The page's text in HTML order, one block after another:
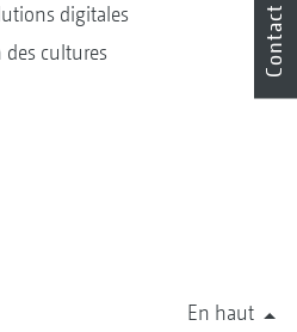
digitales
cultures
En haut
Contact